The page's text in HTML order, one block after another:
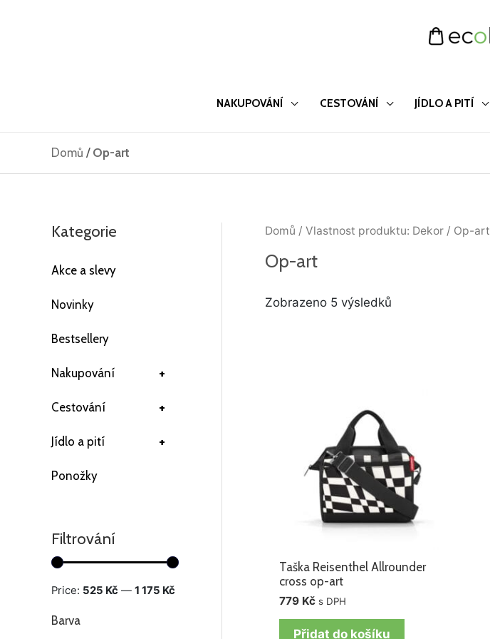
NAKUPOVÁNÍ CESTOVÁNÍ JÍDLO A PITÍ
Domů / Op-art
Kategorie
Akce a slevy
Novinky
Bestsellery
+
Nakupování
+
Cestování
+
Jídlo a pití
Ponožky
Filtrování
Price: 525 Kč — 1 175 Kč
Barva
Domů / Vlastnost produktu: Dekor / Op-art
Op-art
Zobrazeno 5 výsledků
Seřazeno
Taška Reisenthel Allrounder
cross op-art
779 Kč s DPH
Přidat do košíku